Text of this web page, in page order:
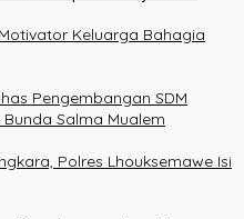
Keluarga Bahagia
Pengembangan SDM
Salma Mualem
Polres Lhouksemawe Isi